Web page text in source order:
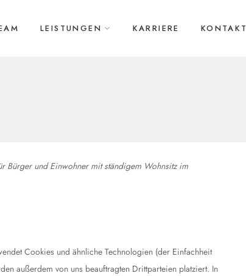
LEISTUNGEN KARRIERE KONTAKT
Bürger und Einwohner mit ständigem Wohnsitz im
Cookies und ähnliche Technologien (der Einfachheit
außerdem von uns beauftragten Drittparteien platziert. In